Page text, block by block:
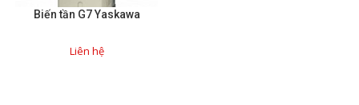
Biến tần G7 Yaskawa
Liên hệ